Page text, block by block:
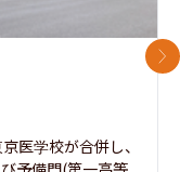
医学校が合併し、
次